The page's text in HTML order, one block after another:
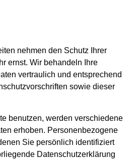
nehmen den Schutz Ihrer
ernst. Wir behandeln Ihre
vertraulich und entsprechend
sowie dieser
benutzen, werden verschiedene
erhoben. Personenbezogene
Sie persönlich identifiziert
Datenschutzerklärung